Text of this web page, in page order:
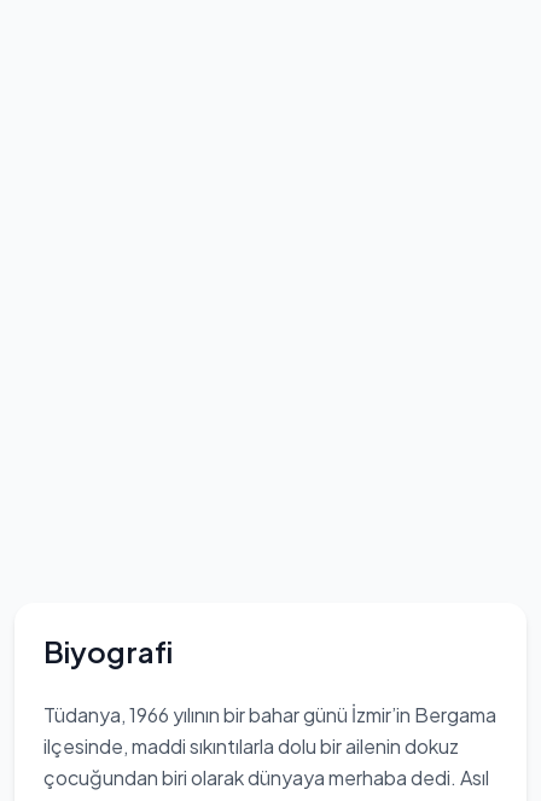
Biyografi
Tüdanya, 1966 yılının bir bahar günü İzmir’in Bergama
ilçesinde, maddi sıkıntılarla dolu bir ailenin dokuz
çocuğundan biri olarak dünyaya merhaba dedi. Asıl